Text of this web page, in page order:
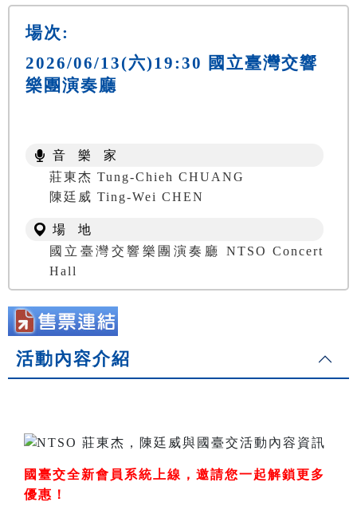
場次:
2026/06/13(六)19:30 國立臺灣交響
樂團演奏廳
音 樂 家
莊東杰 Tung-Chieh CHUANG
陳廷威 Ting-Wei CHEN
場 地
國立臺灣交響樂團演奏廳 NTSO Concert
Hall
活動內容介紹
國臺交全新會員系統上線，邀請您一起解鎖更多
優惠！